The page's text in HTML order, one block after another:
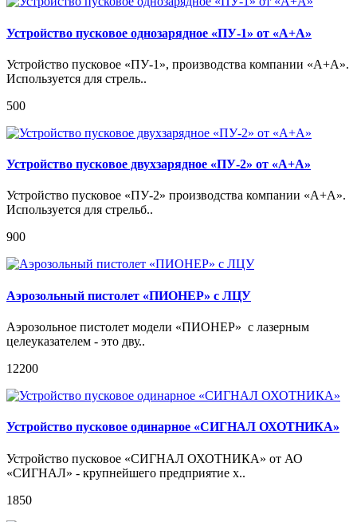
Устройство пусковое однозарядное «ПУ-1» от «А+А»
Устройство пусковое «ПУ-1», производства компании «А+А».
Используется для стрель..
500
Устройство пусковое двухзарядное «ПУ-2» от «А+А»
Устройство пусковое «ПУ-2» производства компании «А+А».
Используется для стрельб..
900
Аэрозольный пистолет «ПИОНЕР» c ЛЦУ
Аэрозольное пистолет модели «ПИОНЕР» с лазерным
целеуказателем - это дву..
12200
Устройство пусковое одинарное «СИГНАЛ ОХОТНИКА»
Устройство пусковое «СИГНАЛ ОХОТНИКА» от АО
«СИГНАЛ» - крупнейшего предприятие х..
1850